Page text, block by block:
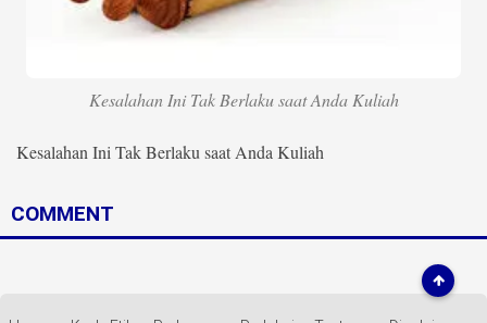
Kesalahan Ini Tak Berlaku saat Anda Kuliah
Kesalahan Ini Tak Berlaku saat Anda Kuliah
COMMENT